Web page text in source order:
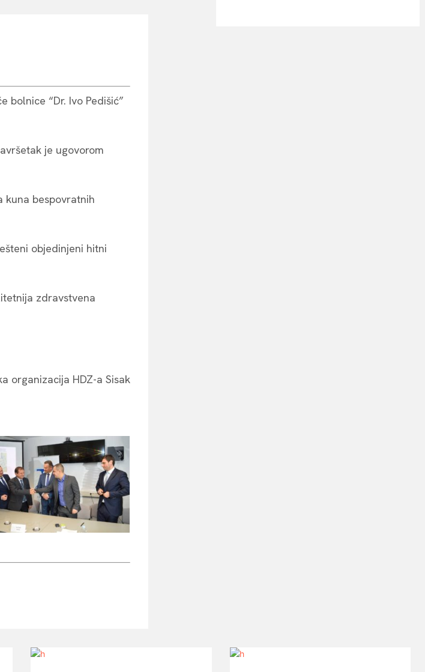
bolnice “Dr. Ivo Pedišić”
je ugovorom
kuna bespovratnih
objedinjeni hitni
zdravstvena
organizacija HDZ-a Sisak